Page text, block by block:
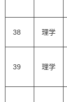
38 理学
39 理学